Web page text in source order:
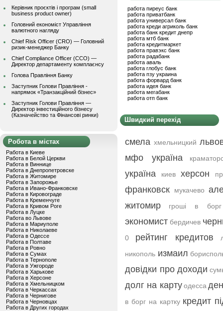
Керівник проєктів і програм (small
business product owner)
Головний економіст Управління
валютного нагляду
Chief Risk Officer (CRO) — Головний
ризик-менеджер Банку
Chief Compliance Officer (CCO) —
Директор департаменту комплаєнсу
Голова Правління Банку
Заступник Голови Правління -
напрямок «Транзакційний бізнес»
Заступник Голови Правління —
Директор інвестиційного бізнесу
(Казначейство та Фінансові ринки)
Робота в містах
Работа в Киеве
Работа в Белой Церкви
Работа в Виннице
Работа в Днепропетровске
Работа в Житомире
Работа в Запорожье
Работа в Ивано-Франковске
Работа в Кировограде
Работа в Кременчуге
Работа в Кривом Роге
Работа в Луцке
Работа во Львове
Работа в Мариуполе
Работа в Николаеве
Работа в Одессе
Работа в Полтаве
Работа в Ровно
Работа в Сумах
Работа в Тернополе
Работа в Ужгороде
Работа в Харькове
Работа в Херсоне
Работа в Хмельницком
Работа в Черкассах
Работа в Чернигове
Работа в Черновцах
Работа в Других городах
работа пиреус банк
работа приватбанк
работа универсал банк
работа креди агриколь банк
работа банк кредит днепр
работа мтб банк
работа кредитмаркет
работа правэкс банк
работа радабанк
работа аваль
работа глобус банк
работа пзу украина
работа форвард банк
работа идея банк
работа мегабанк
работа отп банк
Швидкий перехід
смела хмельницкий
мфо україна
україна киев херсон
франковск мукачево
житомир
гроші в борг
экономист бердичев
0 рейтинг кредитов
никополь измаил
довідки про доходи
долг на карту одесса
в борг на картку кредит